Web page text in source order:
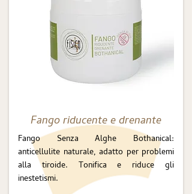
Fango riducente e drenante
Fango Senza Alghe Bothanical:
anticellulite naturale, adatto per problemi
alla tiroide. Tonifica e riduce gli
inestetismi.